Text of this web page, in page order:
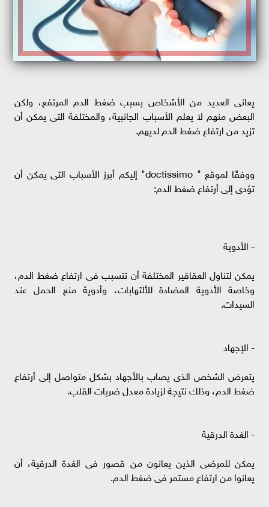
يعانى العديد من الأشخاص بسبب ضغط الدم المرتفع، ولكن
البعض منهم لا يعلم الأسباب الجانبية، والمختلفة التى يمكن أن
تزيد من ارتفاع ضغط الدم لديهم.
ووفقًا لموقع " doctissimo" إليكم أبرز الأسباب التى يمكن أن
تؤدى إلى أرتفاع ضغط الدم:
- الأدوية
يمكن لتناول العقاقير المختلفة أن تتسبب فى ارتفاع ضغط الدم،
وخاصة الأدوية المضادة للألتهابات، وأدوية منع الحمل عند
السيدات.
- الإجهاد
يتعرض الشخص الذى يصاب بالأجهاد بشكل متواصل إلى أرتفاع
ضغط الدم، وذلك نتيجة لزيادة معدل ضربات القلب.
- الغدة الدرقية
يمكن للمرضى الذين يعانون من قصور فى الغدة الدرقية، أن
يعانوا من ارتفاع مستمر فى ضغط الدم.